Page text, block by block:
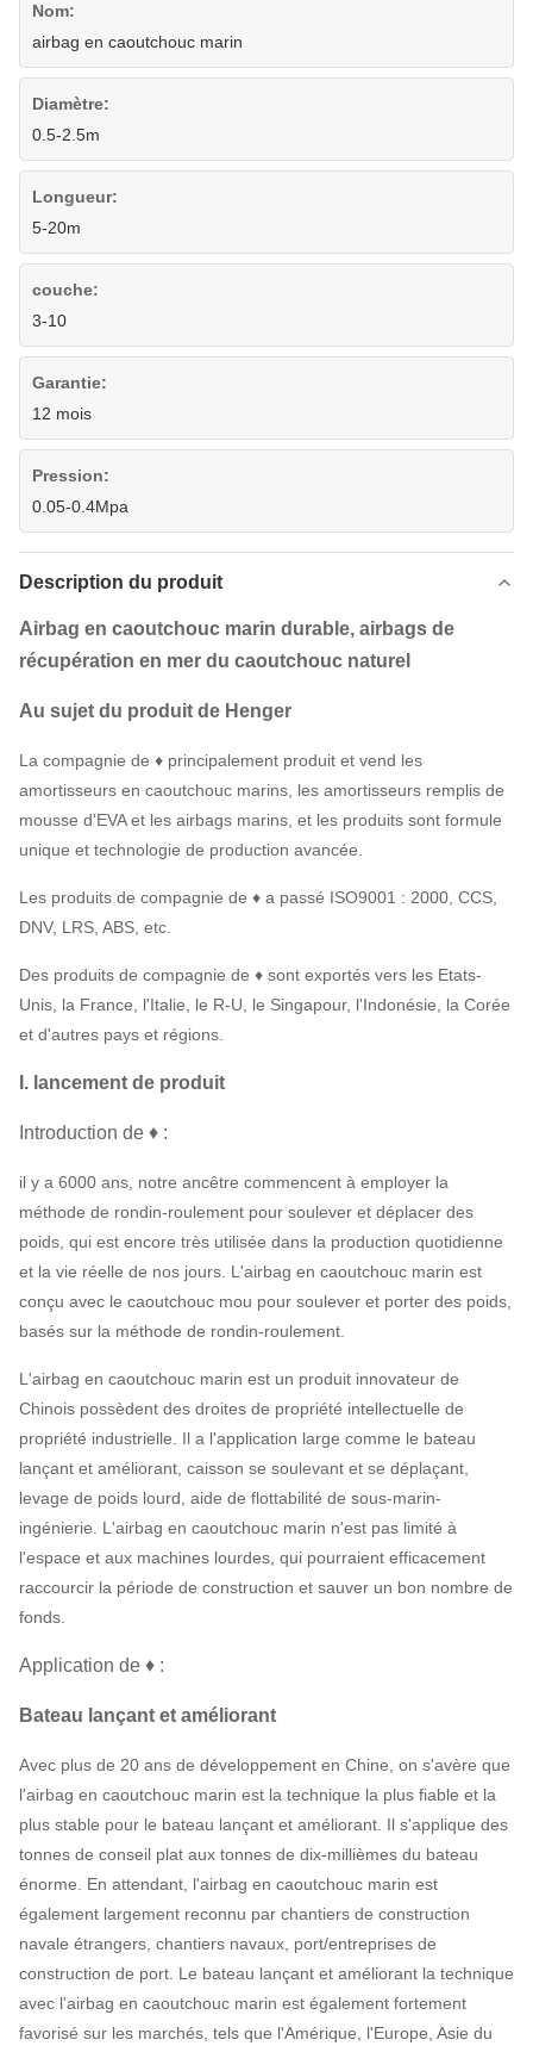
Nom:
airbag en caoutchouc marin
Diamètre:
0.5-2.5m
Longueur:
5-20m
couche:
3-10
Garantie:
12 mois
Pression:
0.05-0.4Mpa
Description du produit
Airbag en caoutchouc marin durable, airbags de
récupération en mer du caoutchouc naturel
Au sujet du produit de Henger
La compagnie de ♦ principalement produit et vend les
amortisseurs en caoutchouc marins, les amortisseurs remplis de
mousse d'EVA et les airbags marins, et les produits sont formule
unique et technologie de production avancée.
Les produits de compagnie de ♦ a passé ISO9001 : 2000, CCS,
DNV, LRS, ABS, etc.
Des produits de compagnie de ♦ sont exportés vers les Etats-
Unis, la France, l'Italie, le R-U, le Singapour, l'Indonésie, la Corée
et d'autres pays et régions.
I. lancement de produit
Introduction de ♦ :
il y a 6000 ans, notre ancêtre commencent à employer la
méthode de rondin-roulement pour soulever et déplacer des
poids, qui est encore très utilisée dans la production quotidienne
et la vie réelle de nos jours. L'airbag en caoutchouc marin est
conçu avec le caoutchouc mou pour soulever et porter des poids,
basés sur la méthode de rondin-roulement.
L'airbag en caoutchouc marin est un produit innovateur de
Chinois possèdent des droites de propriété intellectuelle de
propriété industrielle. Il a l'application large comme le bateau
lançant et améliorant, caisson se soulevant et se déplaçant,
levage de poids lourd, aide de flottabilité de sous-marin-
ingénierie. L'airbag en caoutchouc marin n'est pas limité à
l'espace et aux machines lourdes, qui pourraient efficacement
raccourcir la période de construction et sauver un bon nombre de
fonds.
Application de ♦ :
Bateau lançant et améliorant
Avec plus de 20 ans de développement en Chine, on s'avère que
l'airbag en caoutchouc marin est la technique la plus fiable et la
plus stable pour le bateau lançant et améliorant. Il s'applique des
tonnes de conseil plat aux tonnes de dix-millièmes du bateau
énorme. En attendant, l'airbag en caoutchouc marin est
également largement reconnu par chantiers de construction
navale étrangers, chantiers navaux, port/entreprises de
construction de port. Le bateau lançant et améliorant la technique
avec l'airbag en caoutchouc marin est également fortement
favorisé sur les marchés, tels que l'Amérique, l'Europe, Asie du